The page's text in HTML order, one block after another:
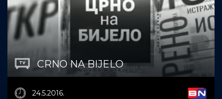
CRNO NA BIJELO
24.5.2016.